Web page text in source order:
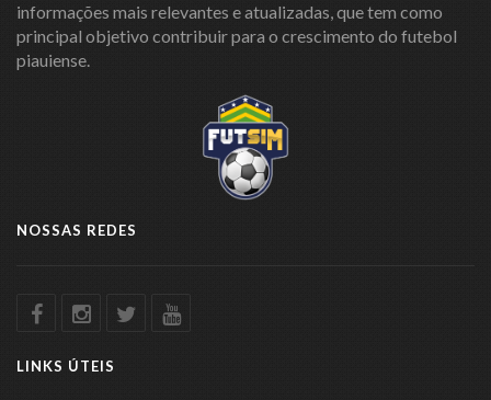
informações mais relevantes e atualizadas, que tem como
principal objetivo contribuir para o crescimento do futebol
piauiense.
NOSSAS REDES
LINKS ÚTEIS